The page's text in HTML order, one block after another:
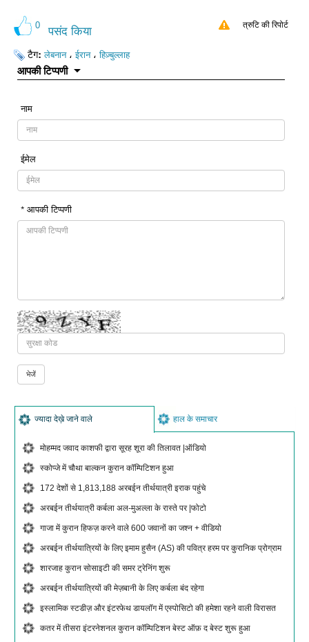
0 पसंद किया त्रुटि की रिपोर्ट
टैग:लेबनान،ईरान،हिज़्बुल्लाह
आपकी टिप्पणी
नाम
ईमेल
* आपकी टिप्पणी
ज्यादा देख़े जाने वाले हाल के समाचार
मोहम्मद जवाद काशफी द्वारा सूरह शूरा की तिलावत |ऑडियो
स्कोप्जे में चौथा बाल्कन कुरान कॉम्पिटिशन हुआ
172 देशों से 1,813,188 अरबईन तीर्थयात्री इराक पहुंचे
अरबईन तीर्थयात्री कर्बला अल-मुअल्ला के रास्ते पर |फोटो
गाजा में कुरान हिफज़ करने वाले 600 जवानों का जश्न + वीडियो
अरबईन तीर्थयात्रियों के लिए इमाम हुसैन (AS) की पवित्र हरम पर कुरानिक प्रोग्राम
शारजाह कुरान सोसाइटी की समर ट्रेनिंग शुरू
अरबईन तीर्थयात्रियों की मेज़बानी के लिए कर्बला बंद रहेगा
इस्लामिक स्टडीज़ और इंटरफेथ डायलॉग में एस्पोसिटो की हमेशा रहने वाली विरासत
कतर में तीसरा इंटरनेशनल कुरान कॉम्पिटिशन बेस्ट ऑफ़ द बेस्ट शुरू हुआ